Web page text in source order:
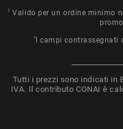
1Valido per un ordine minimo
*I campi contrassegnati
Tutti i prezzi sono indicati in
IVA. Il contributo CONAI è